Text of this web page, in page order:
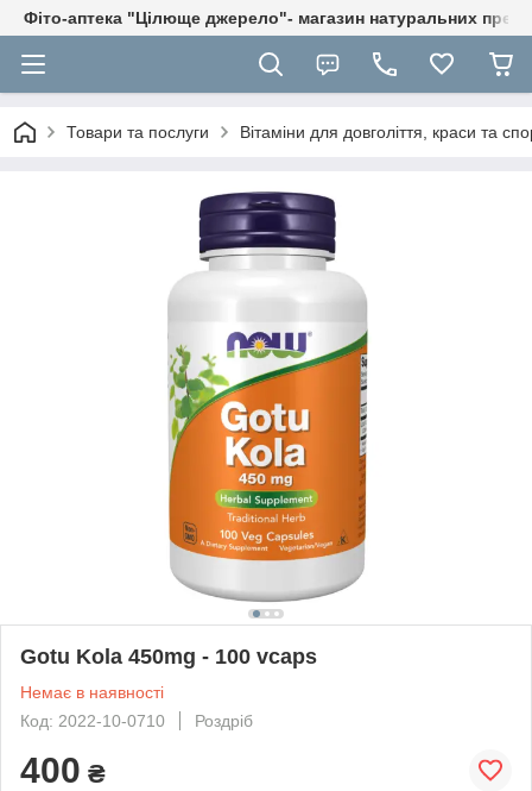
Фіто-аптека "Цілюще джерело"- магазин натуральних
Товари та послуги Вітаміни для довголіття, краси та
Gotu Kola 450mg - 100 vcaps
Немає в наявності
Код: 2022-10-0710
Роздріб
400 ₴